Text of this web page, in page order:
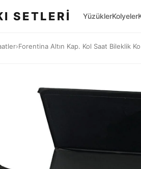
SETLERİ YüzüklerKolyeler
›Forentina Altın Kap. Kol Saat Bileklik